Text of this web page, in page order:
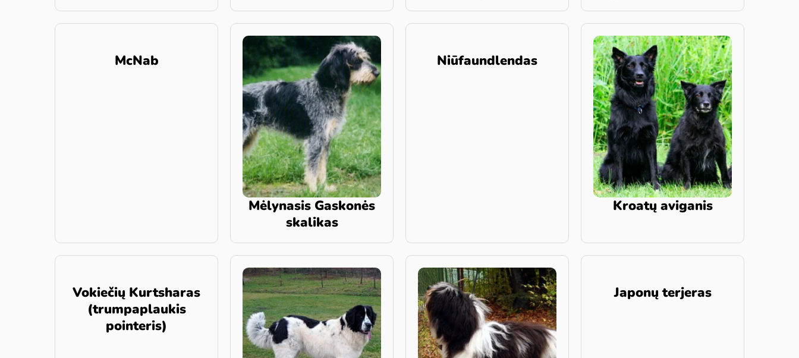
McNab
Mėlynasis Gaskonės
skalikas
Niūfaundlendas
Kroatų aviganis
Vokiečių Kurtsharas
(trumpaplaukis
pointeris)
Japonų terjeras